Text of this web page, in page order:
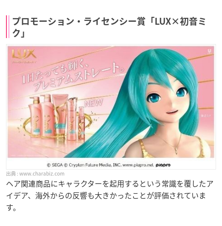
プロモーション・ライセンシー賞「LUX×初音ミ
ク」
www.charabiz.com
ヘア関連商品にキャラクターを起用するという常識を覆したア
イデア、海外からの反響も大きかったことが評価されていま
す。